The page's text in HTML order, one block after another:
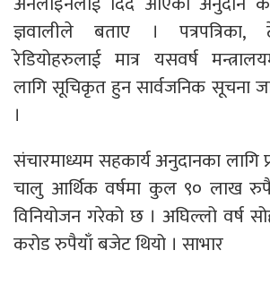
ज्ञवालीले बताए ।
रेडियोहरुलाई मात्र यसवर्ष
लागि सूचिकृत हुन सार्वजनिक सूचना
।
संचारमाध्यम सहकार्य अनुदानका लागि
चालु आर्थिक वर्षमा कुल ९० लाख
विनियोजन गरेको छ । अघिल्लो वर्ष
करोड रुपैयाँ बजेट थियो । साभार